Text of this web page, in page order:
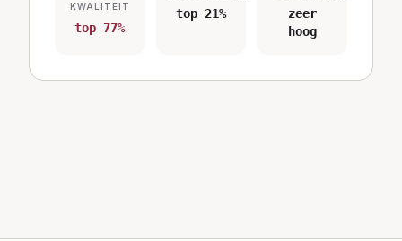
KWALITEIT
top 77%
top 21%
zeer
hoog